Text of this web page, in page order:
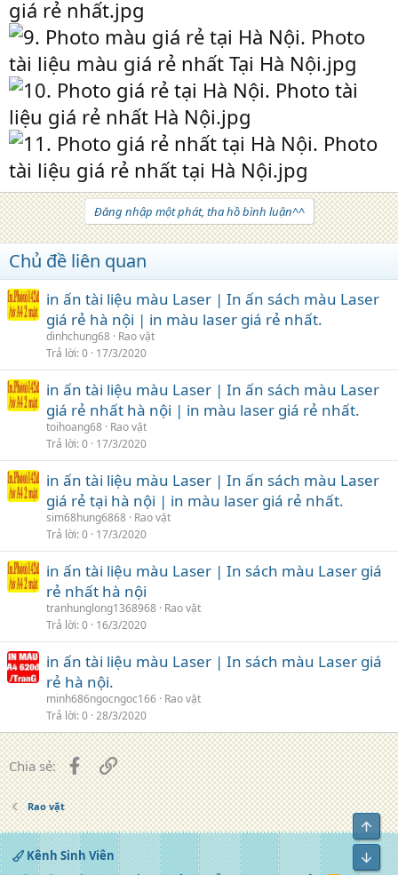
Đăng nhập một phát, tha hồ bình luận^^
Chủ đề liên quan
in ấn tài liệu màu Laser | In ấn sách màu Laser
giá rẻ hà nội | in màu laser giá rẻ nhất.
dinhchung68 Rao vặt
Trả lời 0 17/3/2020
in ấn tài liệu màu Laser | In ấn sách màu Laser
giá rẻ nhất hà nội | in màu laser giá rẻ nhất.
toihoang68 Rao vặt
Trả lời 0 17/3/2020
in ấn tài liệu màu Laser | In ấn sách màu Laser
giá rẻ tại hà nội | in màu laser giá rẻ nhất.
sim68hung6868 Rao vặt
Trả lời 0 17/3/2020
in ấn tài liệu màu Laser | In sách màu Laser giá
rẻ nhất hà nội
tranhunglong1368968 Rao vặt
Trả lời 0 16/3/2020
in ấn tài liệu màu Laser | In sách màu Laser giá
rẻ hà nội.
minh686ngocngoc166 Rao vặt
Trả lời 0 28/3/2020
Chia sẻ: FacebookLiên kết
Rao vặt
Kênh Sinh Viên
Top